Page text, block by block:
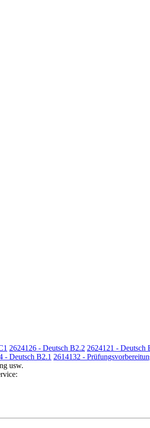
2624126 - Deutsch B2.2 2624121 - Deutsch
- Deutsch B2.1 2614132 -
usw.